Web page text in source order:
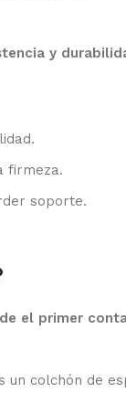
y
firmeza.
soporte.
el primer
un colchón de